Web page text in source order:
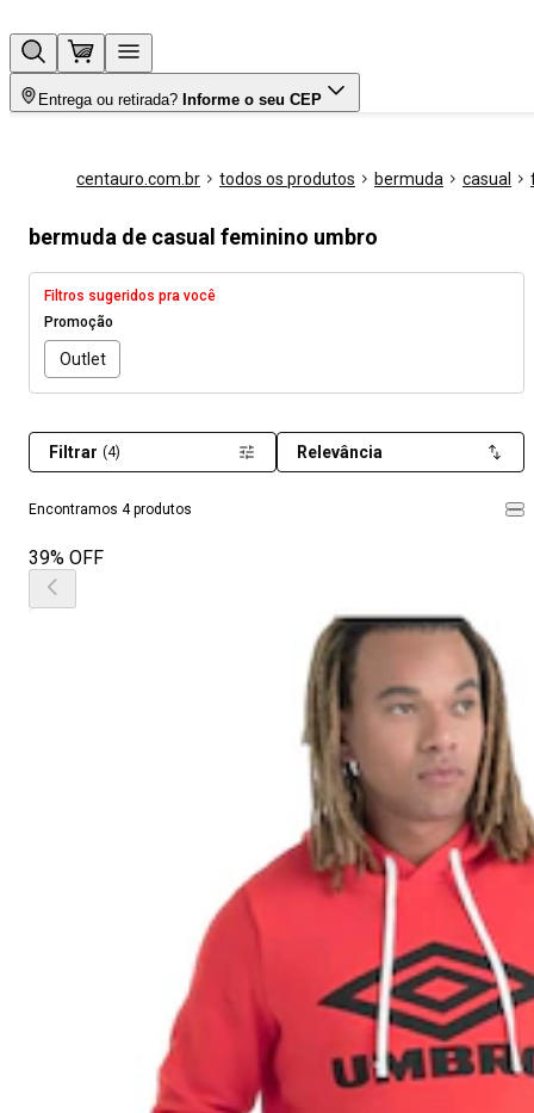
Entrega ou retirada? Informe o seu CEP
centauro.com.br todos os produtos bermuda casual
bermuda de casual feminino umbro
Filtros sugeridos pra você
Promoção
Outlet
Encontramos 4 produtos
Filtrar (4) Relevância
39% OFF